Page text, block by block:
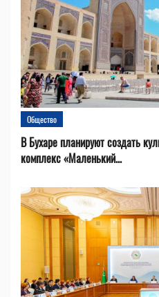
Общество
В Бухаре планируют создать
комплекс «Маленький...